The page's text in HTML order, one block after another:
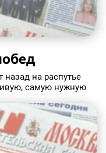
на распутье
самую нужную